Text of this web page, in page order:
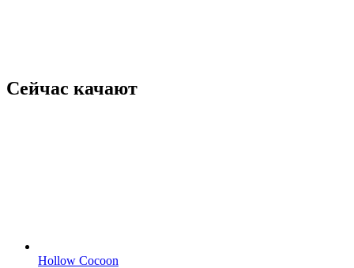
Сейчас качают
Hollow Cocoon